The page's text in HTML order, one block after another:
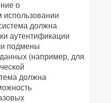
о
должна
аутентификации
подмены
(например, для
должна